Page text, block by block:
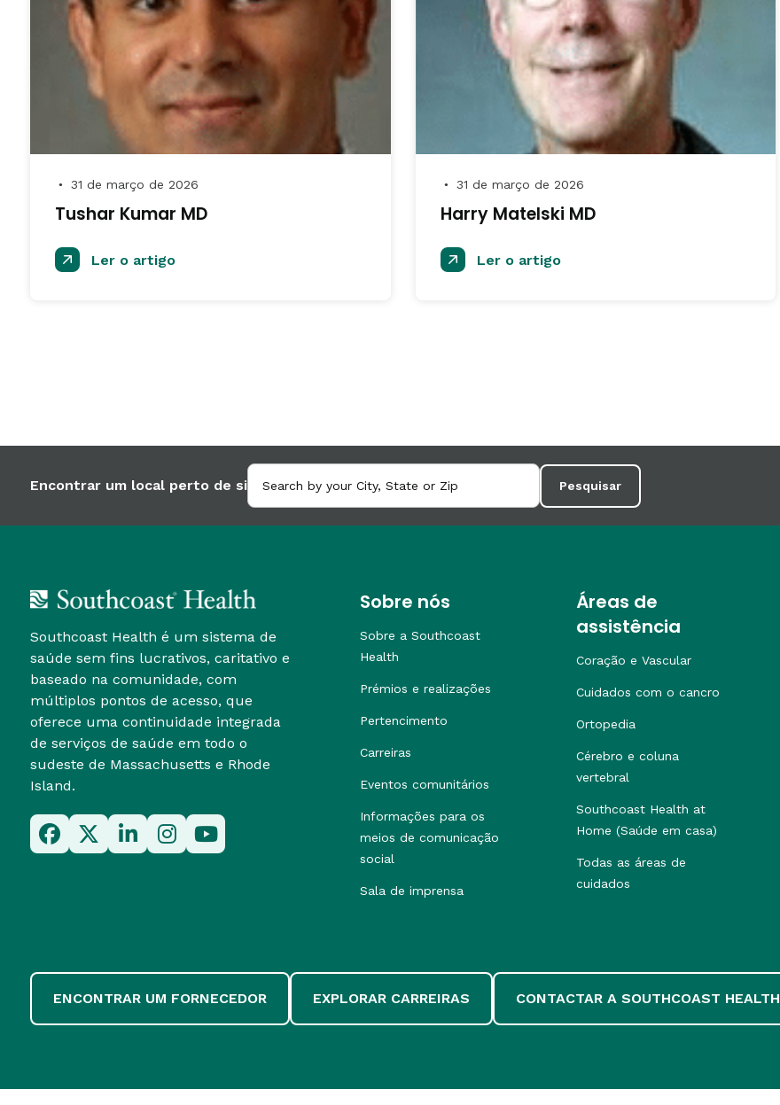
● 31 de março de 2026
Tushar Kumar MD
Ler o artigo
● 31 de março de 2026
Harry Matelski MD
Ler o artigo
Encontrar um local perto de si Pesquisar
Southcoast Health é um sistema de
saúde sem fins lucrativos, caritativo e
baseado na comunidade, com
múltiplos pontos de acesso, que
oferece uma continuidade integrada
de serviços de saúde em todo o
sudeste de Massachusetts e Rhode
Island.
Sobre nós
Sobre a Southcoast
Health
Prémios e realizações
Pertencimento
Carreiras
Eventos comunitários
Informações para os
meios de comunicação
social
Sala de imprensa
Áreas de
assistência
Coração e Vascular
Cuidados com o cancro
Ortopedia
Cérebro e coluna
vertebral
Southcoast Health at
Home (Saúde em casa)
Todas as áreas de
cuidados
ENCONTRAR UM FORNECEDOR EXPLORAR CARREIRAS CONTACTAR A SOUTHCOAST HEALTH